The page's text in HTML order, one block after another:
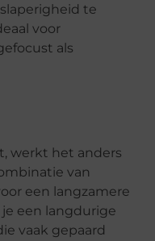
te
voor
als
werkt het anders
van
een langzamere
een langdurige
vaak gepaard